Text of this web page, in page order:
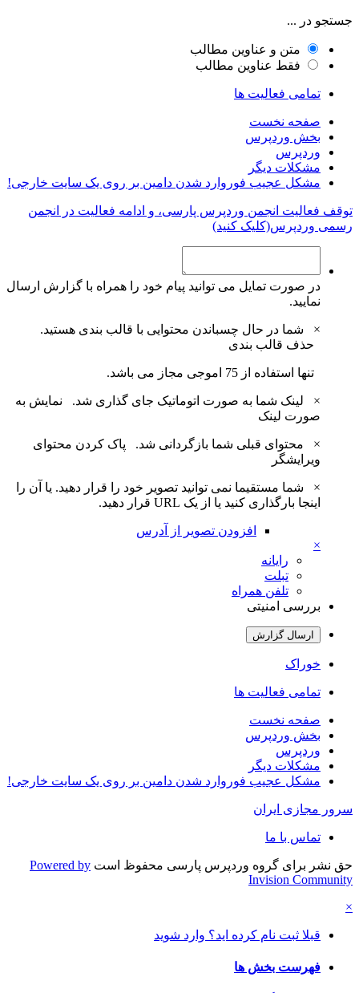
جستجو در ...
متن و عناوین مطالب
فقط عناوین مطالب
تمامی فعالیت ها
صفحه نخست
بخش وردپرس
وردپرس
مشکلات دیگر
مشکل عجیب فوروارد شدن دامین بر روی یک سایت خارجی!
توقف فعالیت انجمن وردپرس پارسی، و ادامه فعالیت در انجمن
رسمی وردپرس(کلیک کنید)
در صورت تمایل می توانید پیام خود را همراه با گزارش ارسال
نمایید.
×
شما در حال چسباندن محتوایی با قالب بندی هستید.
حذف قالب بندی
تنها استفاده از 75 اموجی مجاز می باشد.
× لینک شما به صورت اتوماتیک جای گذاری شد. نمایش به
صورت لینک
× محتوای قبلی شما بازگردانی شد. پاک کردن محتوای
ویرایشگر
×
شما مستقیما نمی توانید تصویر خود را قرار دهید. یا آن را
اینجا بارگذاری کنید یا از یک URL قرار دهید.
افزودن تصویر از آدرس
×
رایانه
تبلت
تلفن همراه
بررسی امنیتی
ارسال گزارش
خوراک
تمامی فعالیت ها
صفحه نخست
بخش وردپرس
وردپرس
مشکلات دیگر
مشکل عجیب فوروارد شدن دامین بر روی یک سایت خارجی!
سرور مجازی ایران
تماس با ما
حق نشر برای گروه وردپرس پارسی محفوظ است Powered by
Invision Community
×
قبلا ثبت نام کرده اید؟ وارد شوید
فهرست بخش ها